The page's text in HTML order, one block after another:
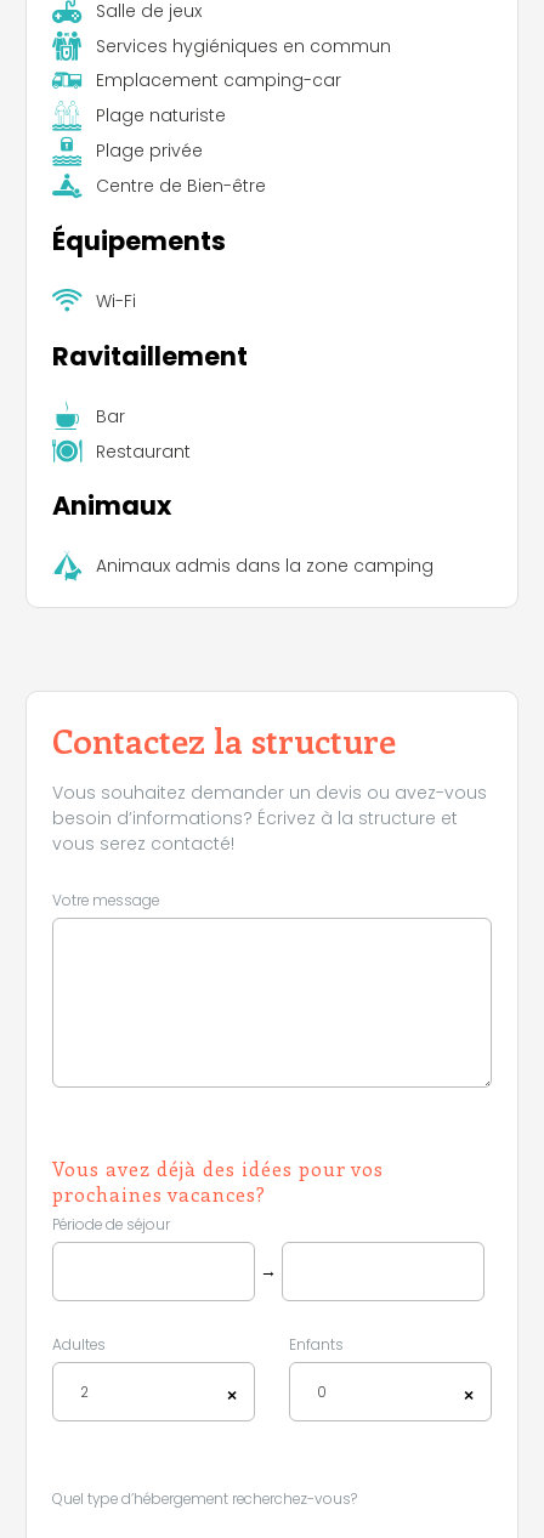
Salle de jeux
Services hygiéniques en commun
Emplacement camping-car
Plage naturiste
Plage privée
Centre de Bien-être
Équipements
Wi-Fi
Ravitaillement
Bar
Restaurant
Animaux
Animaux admis dans la zone camping
Contactez la structure
Vous souhaitez demander un devis ou avez-vous
besoin d’informations? Écrivez à la structure et
vous serez contacté!
Votre message
Vous avez déjà des idées pour vos
prochaines vacances?
Période de séjour
→
Adultes
×
2
Enfants
×
0
Quel type d’hébergement recherchez-vous?